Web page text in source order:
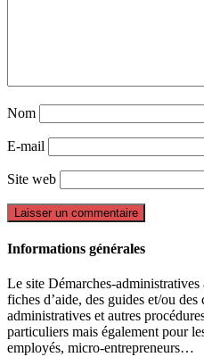
Nom
E-mail
Site web
Informations générales
Le site Démarches-
fiches d’aide, des guides et/ou
administratives et autres
particuliers mais également pour
employés, micro-entrepreneurs…